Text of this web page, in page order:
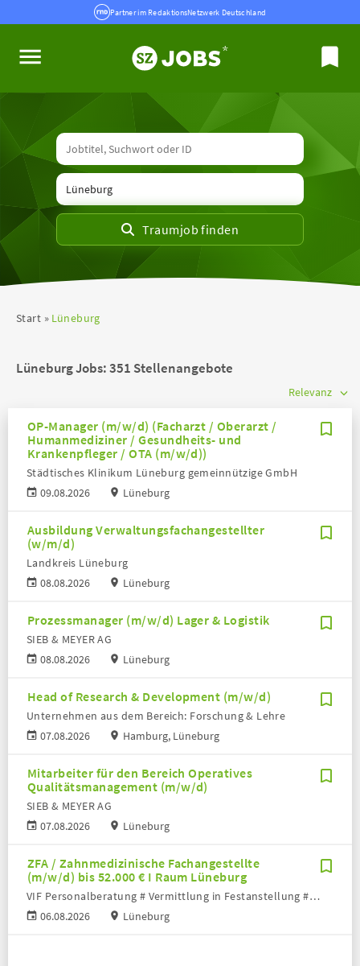
Partner im RedaktionsNetzwerk Deutschland
Start Lüneburg
Lüneburg Jobs:351 Stellenangebote
OP-Manager (m/w/d) (Facharzt / Oberarzt /
Humanmediziner / Gesundheits- und
Krankenpfleger / OTA (m/w/d))
09.08.2026
Städtisches Klinikum Lüneburg gemeinnützige GmbH
Lüneburg
Ausbildung Verwaltungsfachangestellter
(w/m/d)
08.08.2026
Landkreis Lüneburg
Lüneburg
Prozessmanager (m/w/d) Lager & Logistik
08.08.2026
SIEB & MEYER AG
Lüneburg
Head of Research & Development (m/w/d)
07.08.2026
Unternehmen aus dem Bereich: Forschung & Lehre
Hamburg, Lüneburg
Mitarbeiter für den Bereich Operatives
Qualitätsmanagement (m/w/d)
07.08.2026
SIEB & MEYER AG
Lüneburg
ZFA / Zahnmedizinische Fachangestellte
(m/w/d) bis 52.000 € I Raum Lüneburg
06.08.2026
VIF Personalberatung # Vermittlung in Festanstellung # Volker Bronheim
Lüneburg